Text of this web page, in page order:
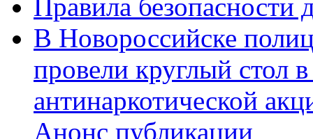
Правила безопасности
В Новороссийске
провели круглый стол
антинаркотической
Анонс публикации